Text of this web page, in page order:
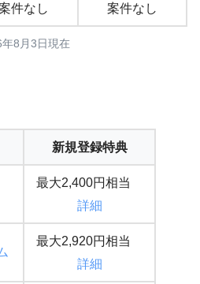
件なし 案件なし
8月3日現在
新規登録特典
最大2,400円相当
詳細
最大2,920円相当
詳細